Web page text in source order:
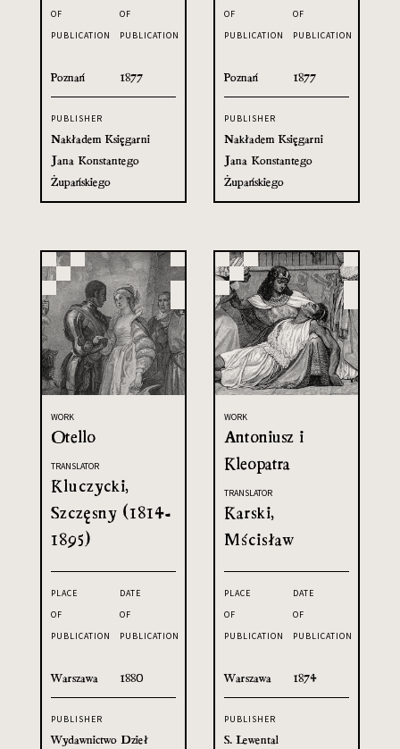
OF
PUBLICATION
Poznań
OF
PUBLICATION
1877
PUBLISHER
Nakładem Księgarni
Jana Konstantego
Żupańskiego
OF
PUBLICATION
Poznań
OF
PUBLICATION
1877
PUBLISHER
Nakładem Księgarni
Jana Konstantego
Żupańskiego
WORK
Otello
TRANSLATOR
Kluczycki,
Szczęsny (1814-
1895)
PLACE
OF
PUBLICATION
Warszawa
DATE
OF
PUBLICATION
1880
PUBLISHER
Wydawnictwo Dzieł
WORK
Antoniusz i
Kleopatra
TRANSLATOR
Karski,
Mścisław
PLACE
OF
PUBLICATION
Warszawa
DATE
OF
PUBLICATION
1874
PUBLISHER
S. Lewental